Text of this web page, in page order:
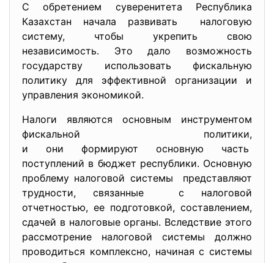
С обретением суверенитета Республика
Казахстан начала развивать налоговую
систему, чтобы укрепить свою
независимость. Это дало возможность
государству использовать фискальную
политику для эффективной организации и
управления экономикой.
Налоги являются основным инструментом
фискальной политики,
и они формируют основную часть
поступлений в бюджет республики. Основную
проблему налоговой системы представляют
трудности, связанные с налоговой
отчетностью, ее подготовкой, составлением,
сдачей в налоговые органы. Вследствие этого
рассмотрение налоговой системы должно
проводиться комплексно, начиная с системы